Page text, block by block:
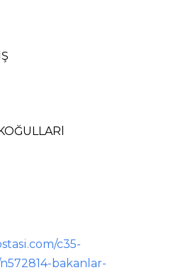
c35-
bakanlar-